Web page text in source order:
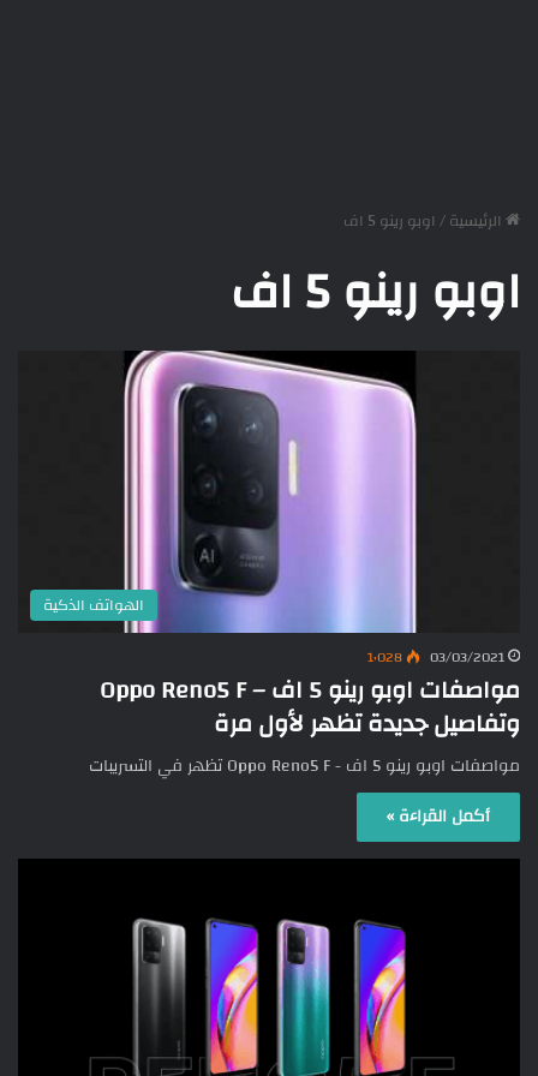
الرئيسية/ اوبو رينو 5 اف
اوبو رينو 5 اف
الهواتف الذكية
03/03/2021 1٬028
مواصفات اوبو رينو 5 اف – Oppo Reno5 F
وتفاصيل جديدة تظهر لأول مرة
مواصفات اوبو رينو 5 اف - Oppo Reno5 F تظهر في التسريبات
أكمل القراءة »